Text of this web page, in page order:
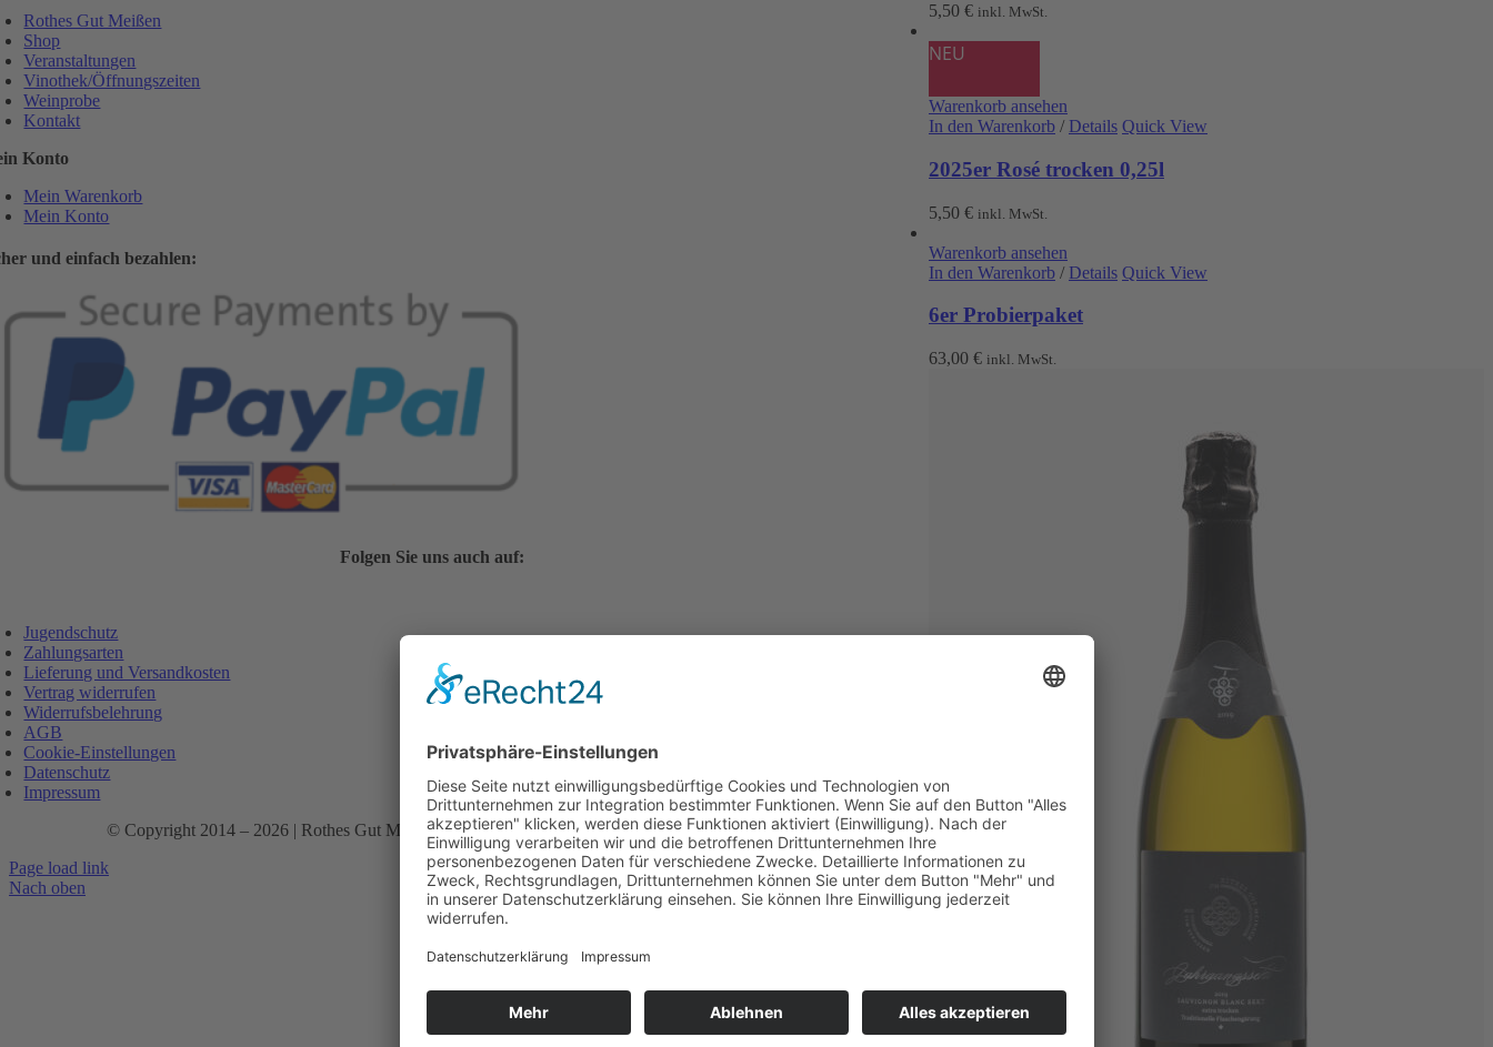
5,50 € inkl. MwSt.
NEU
Warenkorb ansehen
In den Warenkorb / Details Quick View
2025er Rosé trocken 0,25l
5,50 € inkl. MwSt.
Warenkorb ansehen
In den Warenkorb / Details Quick View
6er Probierpaket
63,00 € inkl. MwSt.
Rothes Gut Meißen
Shop
Veranstaltungen
Vinothek/Öffnungszeiten
Weinprobe
Kontakt
Konto
Mein Warenkorb
Mein Konto
und einfach bezahlen:
Folgen Sie uns auch auf:
Jugendschutz
Zahlungsarten
Lieferung und Versandkosten
Vertrag widerrufen
Widerrufsbelehrung
AGB
Cookie-Einstellungen
Datenschutz
Impressum
© Copyright 2014 – 2026 | Rothes Gut Meißen – Tim Strasser | Designwww.starhochzeit.de
Page load link
Nach oben